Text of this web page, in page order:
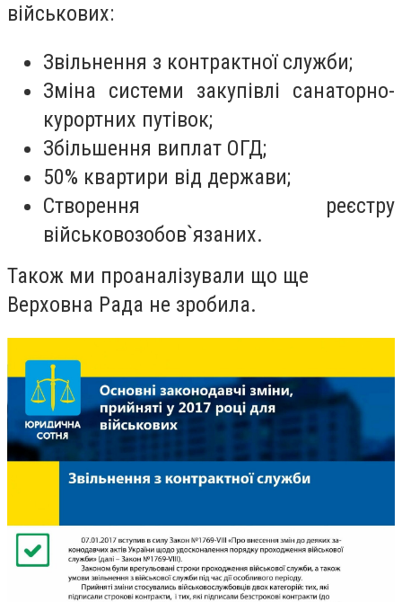
військових:
Звільнення з контрактної служби;
Зміна системи закупівлі санаторно-
курортних путівок;
Збільшення виплат ОГД;
50% квартири від держави;
Створення реєстру
військовозобов`язаних.
Також ми проаналізували що ще
Верховна Рада не зробила.